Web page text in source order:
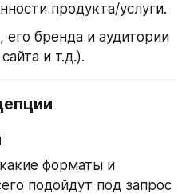
продукта/услуги.
его бренда и аудитории
и т.д.).
форматы и
подойдут под запрос